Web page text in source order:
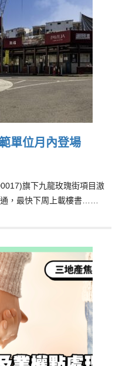
單位月內登場
旗下九龍玫瑰街項目滶
，最快下周上載樓書……